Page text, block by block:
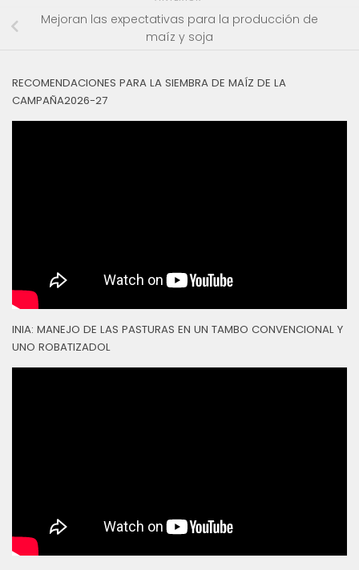
Mejoran las expectativas para la producción de
maíz y soja
RECOMENDACIONES PARA LA SIEMBRA DE MAÍZ DE LA
CAMPAÑA2026-27
INIA: MANEJO DE LAS PASTURAS EN UN TAMBO CONVENCIONAL Y
UNO ROBATIZADOL